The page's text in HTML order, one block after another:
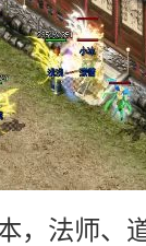
，法师、